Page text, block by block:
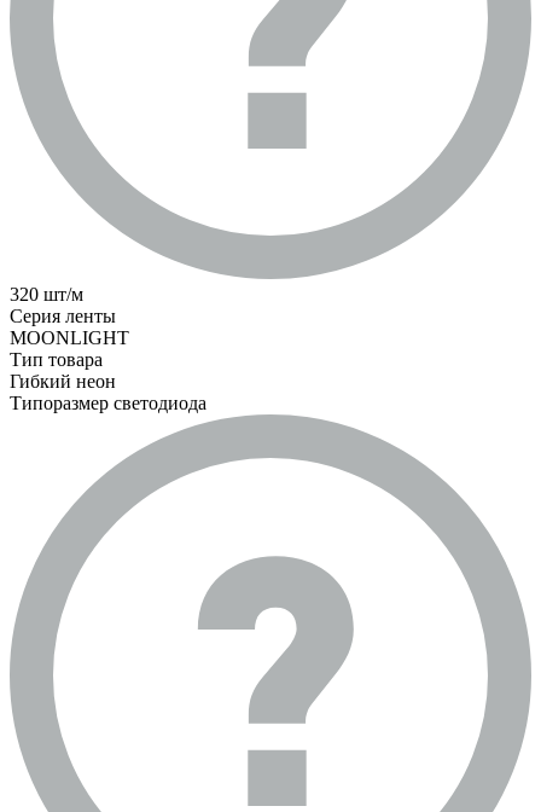
320 шт/м
Серия ленты
MOONLIGHT
Тип товара
Гибкий неон
Типоразмер светодиода